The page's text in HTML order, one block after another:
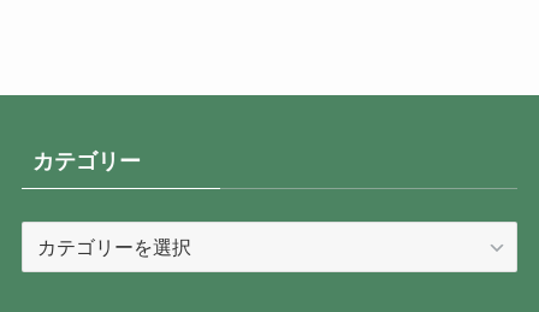
カテゴリー